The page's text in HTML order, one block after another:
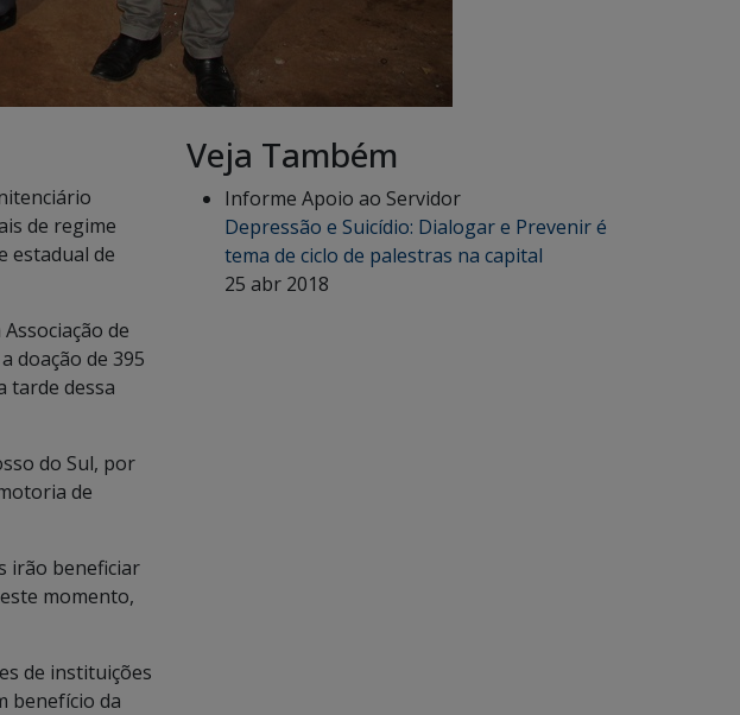
de regime
estadual de
de
doação de 395
tarde dessa
do Sul, por
de
irão beneficiar
momento,
de instituições
benefício da
Veja Também
Informe Apoio ao Servidor
Depressão e Suicídio: Dialogar e Prevenir é
tema de ciclo de palestras na capital
25 abr 2018